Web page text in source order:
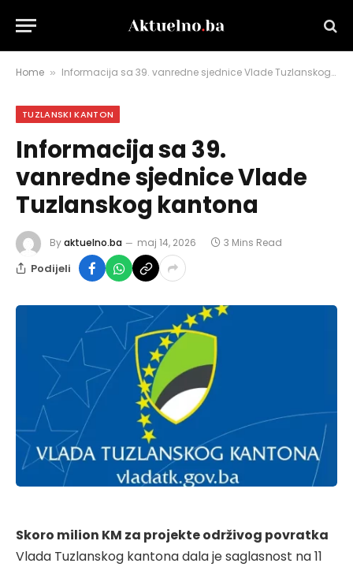
Home » Informacija sa 39. vanredne sjednice Vlade Tuzlanskog kantona
TUZLANSKI KANTON
Informacija sa 39.
vanredne sjednice Vlade
Tuzlanskog kantona
Byaktuelno.ba maj 14, 2026 3 Mins Read
Podijeli
Skoro milion KM za projekte održivog povratka
Vlada Tuzlanskog kantona dala je saglasnost na 11